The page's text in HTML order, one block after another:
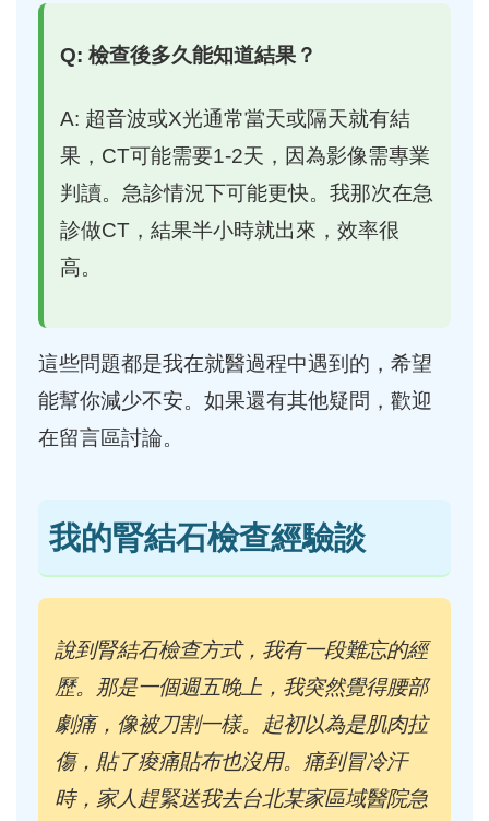
Q: 檢查後多久能知道結果？
A: 超音波或X光通常當天或隔天就有結
果，CT可能需要1-2天，因為影像需專業
判讀。急診情況下可能更快。我那次在急
診做CT，結果半小時就出來，效率很
高。
這些問題都是我在就醫過程中遇到的，希望
能幫你減少不安。如果還有其他疑問，歡迎
在留言區討論。
我的腎結石檢查經驗談
說到腎結石檢查方式，我有一段難忘的經
歷。那是一個週五晚上，我突然覺得腰部
劇痛，像被刀割一樣。起初以為是肌肉拉
傷，貼了痠痛貼布也沒用。痛到冒冷汗
時，家人趕緊送我去台北某家區域醫院急